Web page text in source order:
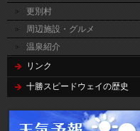
更別村
周辺施設・グルメ
温泉紹介
リンク
十勝スピードウェイの歴史